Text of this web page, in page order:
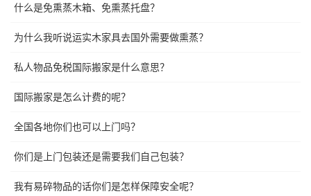
什么是免熏蒸木箱、免熏蒸托盘？
为什么我听说运实木家具去国外需要做熏蒸？
私人物品免税国际搬家是什么意思？
国际搬家是怎么计费的呢？
全国各地你们也可以上门吗？
你们是上门包装还是需要我们自己包装？
我有易碎物品的话你们是怎样保障安全呢？